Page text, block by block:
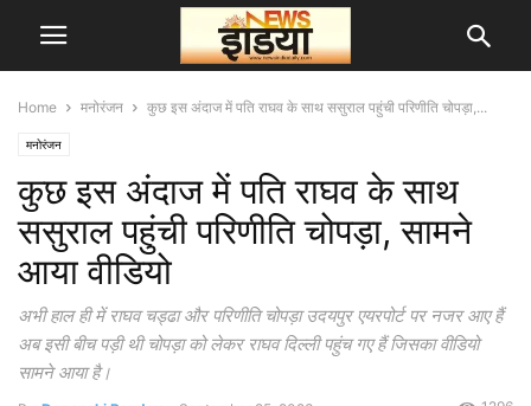
Home मनोरंजन कुछ इस अंदाज में पति राघव के साथ ससुराल पहुंची परिणीति चोपड़ा,...
मनोरंजन
कुछ इस अंदाज में पति राघव के साथ
ससुराल पहुंची परिणीति चोपड़ा, सामने
आया वीडियो
अभी हाल ही में राघव चड्ढा और परिणीति चोपड़ा उदयपुर एयरपोर्ट पर नजर आए हैं
अब इसी बीच पड़ी थी चोपड़ा को लेकर राघव दिल्ली पहुंच गए हैं जिसका वीडियो
सामने आया है।